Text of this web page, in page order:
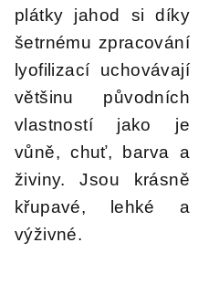
plátky jahod si díky
šetrnému zpracování
lyofilizací uchovávají
většinu původních
vlastností jako je
vůně, chuť, barva a
živiny. Jsou krásně
křupavé, lehké a
výživné.